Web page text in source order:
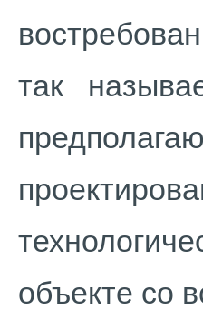
так
объекте со